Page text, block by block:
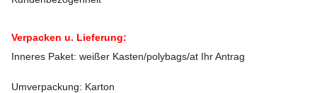
Verpacken u. Lieferung:
Inneres Paket: weißer Kasten/polybags/at Ihr Antrag
Umverpackung: Karton